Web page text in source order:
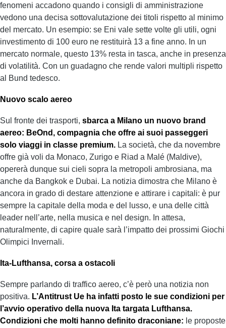
fenomeni accadono quando i consigli di amministrazione
vedono una decisa sottovalutazione dei titoli rispetto al minimo
del mercato. Un esempio: se Eni vale sette volte gli utili, ogni
investimento di 100 euro ne restituirà 13 a fine anno. In un
mercato normale, questo 13% resta in tasca, anche in presenza
di volatilità. Con un guadagno che rende valori multipli rispetto
al Bund tedesco.
N uovo scalo aereo
Sul fronte dei trasporti, sbarca a Milano un nuovo brand
aereo: BeOnd, compagnia che offre ai suoi passeggeri
solo viaggi in classe premium. La società, che da novembre
offre già voli da Monaco, Zurigo e Riad a Malé (Maldive),
opererà dunque sui cieli sopra la metropoli ambrosiana, ma
anche da Bangkok e Dubai. La notizia dimostra che Milano è
ancora in grado di destare attenzione e attirare i capitali: è pur
sempre la capitale della moda e del lusso, e una delle città
leader nell’arte, nella musica e nel design. In attesa,
naturalmente, di capire quale sarà l’impatto dei prossimi Giochi
Olimpici Invernali.
Ita-Lufthansa, corsa a ostacoli
Sempre parlando di traffico aereo, c’è però una notizia non
positiva. L’Antitrust Ue ha infatti posto le sue condizioni per
l’avvio operativo della nuova Ita targata Lufthansa.
Condizioni che molti hanno definito draconiane: le proposte